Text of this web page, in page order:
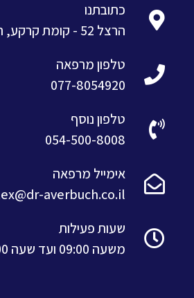
כתובתנו
הרצל 52 - קומת קרקע, ראשון לציון
טלפון מרפאה
077-8054920
טלפון נוסף
054-500-8008
אימייל מרפאה
averbuch.co.il
שעות פעילות
משעה 09:00 ועד שעה 20:00